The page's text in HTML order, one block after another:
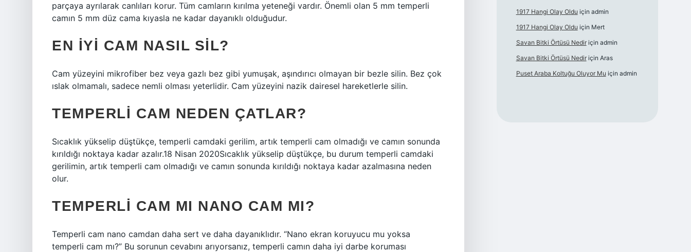
parçaya ayrılarak canlıları korur. Tüm camların kırılma yeteneği vardır. Önemli olan 5 mm temperli
camın 5 mm düz cama kıyasla ne kadar dayanıklı olduğudur.
EN IYI CAM NASIL SIL?
Cam yüzeyini mikrofiber bez veya gazlı bez gibi yumuşak, aşındırıcı olmayan bir bezle silin. Bez çok
ıslak olmamalı, sadece nemli olması yeterlidir. Cam yüzeyini nazik dairesel hareketlerle silin.
TEMPERLI CAM NEDEN ÇATLAR?
Sıcaklık yükselip düştükçe, temperli camdaki gerilim, artık temperli cam olmadığı ve camın sonunda
kırıldığı noktaya kadar azalır.18 Nisan 2020Sıcaklık yükselip düştükçe, bu durum temperli camdaki
gerilimin, artık temperli cam olmadığı ve camın sonunda kırıldığı noktaya kadar azalmasına neden
olur.
TEMPERLI CAM MI NANO CAM MI?
Temperli cam nano camdan daha sert ve daha dayanıklıdır. “Nano ekran koruyucu mu yoksa
temperli cam mı?” Bu sorunun cevabını arıyorsanız, temperli camın daha iyi darbe koruması
1917 Hangi Olay Oldu için admin
1917 Hangi Olay Oldu için Mert
Savan Bitki Örtüsü Nediriçin admin
Savan Bitki Örtüsü Nediriçin Aras
Puset Araba Koltuğu Oluyor Mu için admin